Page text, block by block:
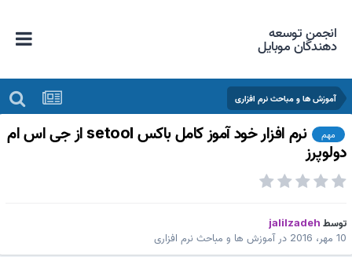
انجمن توسعه
دهندگان موبایل
آموزش ها و مباحث نرم افزاری
مهم
نرم افزار خود آموز کامل باکس setool از جی اس ام
jalilzadeh
2016
درآموزش ها و مباحث نرم افزاری